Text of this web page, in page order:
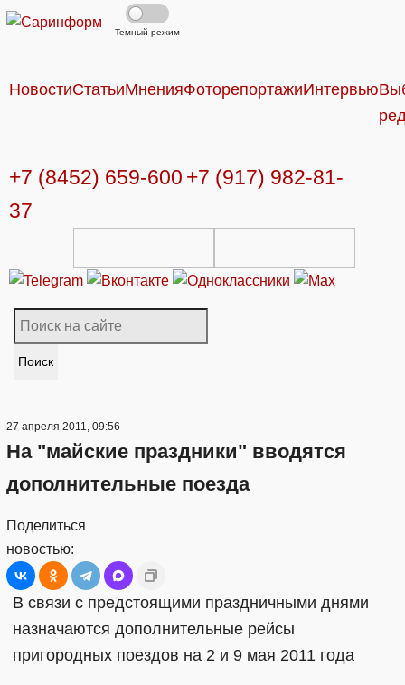
Темный режим
НовостиСтатьиМненияФоторепортажиИнтервью
+7 (8452) 659-600 +7 (917) 982-81-
37
Поиск
27 апреля 2011, 09:56
На "майские праздники" вводятся
дополнительные поезда
Поделиться
новостью:
В связи с предстоящими праздничными днями
назначаются дополнительные рейсы
пригородных поездов на 2 и 9 мая 2011 года